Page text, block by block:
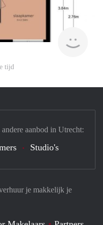
tijd
je makkelijk je
aanbod in Utrecht:
Studio's